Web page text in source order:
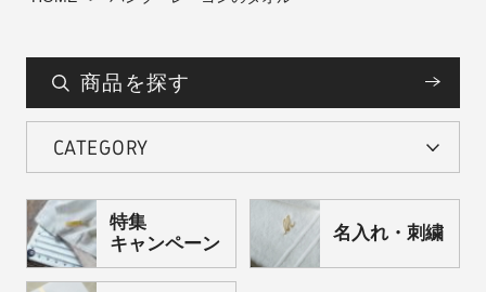
商品を探す
CATEGORY
特集
キャンペーン
名入れ・刺繍